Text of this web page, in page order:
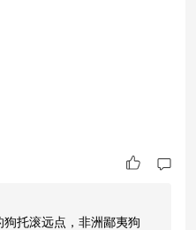
大厂继续把产能留在中
订单能见度又拉长，这种
还稳的半导体基，纯押制
，不如选个覆盖全的
狗托滚远点，非洲鄙夷狗